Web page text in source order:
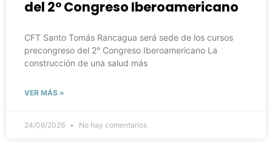
del 2° Congreso Iberoamericano
CFT Santo Tomás Rancagua será sede de los cursos
precongreso del 2° Congreso Iberoamericano La
construcción de una salud más
VER MÁS »
24/06/2026 No hay comentarios